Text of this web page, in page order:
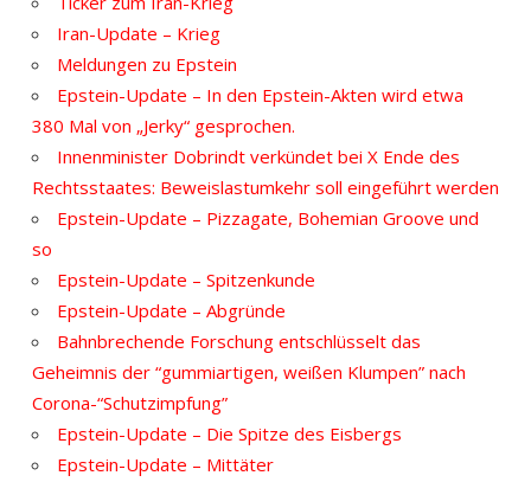
Iran-Update – Krieg
Meldungen zu Epstein
Epstein-Update – In den Epstein-Akten wird etwa
380 Mal von „Jerky“ gesprochen.
Innenminister Dobrindt verkündet bei X Ende des
Rechtsstaates: Beweislastumkehr soll eingeführt werden
Epstein-Update – Pizzagate, Bohemian Groove und
so
Epstein-Update – Spitzenkunde
Epstein-Update – Abgründe
Bahnbrechende Forschung entschlüsselt das
Geheimnis der “gummiartigen, weißen Klumpen” nach
Corona-“Schutzimpfung”
Epstein-Update – Die Spitze des Eisbergs
Epstein-Update – Mittäter